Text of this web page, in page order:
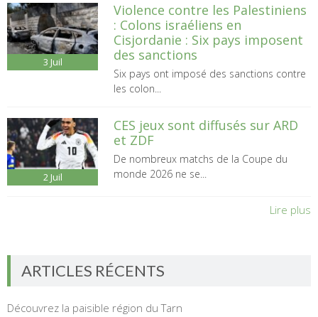
3 Juil
Violence contre les Palestiniens
: Colons israéliens en
Cisjordanie : Six pays imposent
des sanctions
Six pays ont imposé des sanctions contre
les colon...
2 Juil
CES jeux sont diffusés sur ARD
et ZDF
De nombreux matchs de la Coupe du
monde 2026 ne se...
Lire plus
ARTICLES RÉCENTS
Découvrez la paisible région du Tarn